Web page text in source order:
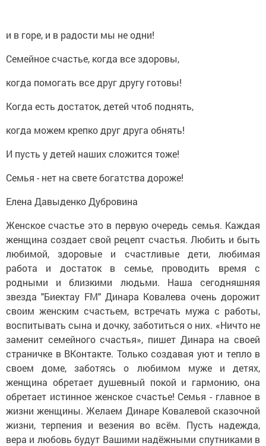
и в горе, и в радости мы не одни!
Семейное счастье, когда все здоровы,
когда помогать все друг другу готовы!
Когда есть достаток, детей чтоб поднять,
когда можем крепко друг друга обнять!
И пусть у детей наших сложится тоже!
Семья - нет на свете богатства дороже!
Елена Давыденко Дубровина
Женское счастье это в первую очередь семья. Каждая
женщина создает свой рецепт счастья. Любить и быть
любимой, здоровые и счастливые дети, любимая
работа и достаток в семье, проводить время с
родными и близкими людьми. Наша сегодняшняя
звезда "Биектау FM" Динара Ковалева очень дорожит
своим женским счастьем, встречать мужа с работы,
воспитывать сына и дочку, заботиться о них. «Ничто не
заменит семейного счастья», пишет Динара на своей
страничке в ВКонтакте. Только создавая уют и тепло в
своем доме, заботясь о любимом муже и детях,
женщина обретает душевный покой и гармонию, она
обретает истинное женское счастье! Семья - главное в
жизни женщины. Желаем Динаре Ковалевой сказочной
жизни, терпения и везения во всём. Пусть надежда,
вера и любовь будут Вашими надёжными спутниками в